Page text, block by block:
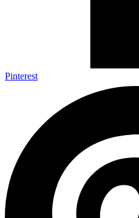
Pinterest